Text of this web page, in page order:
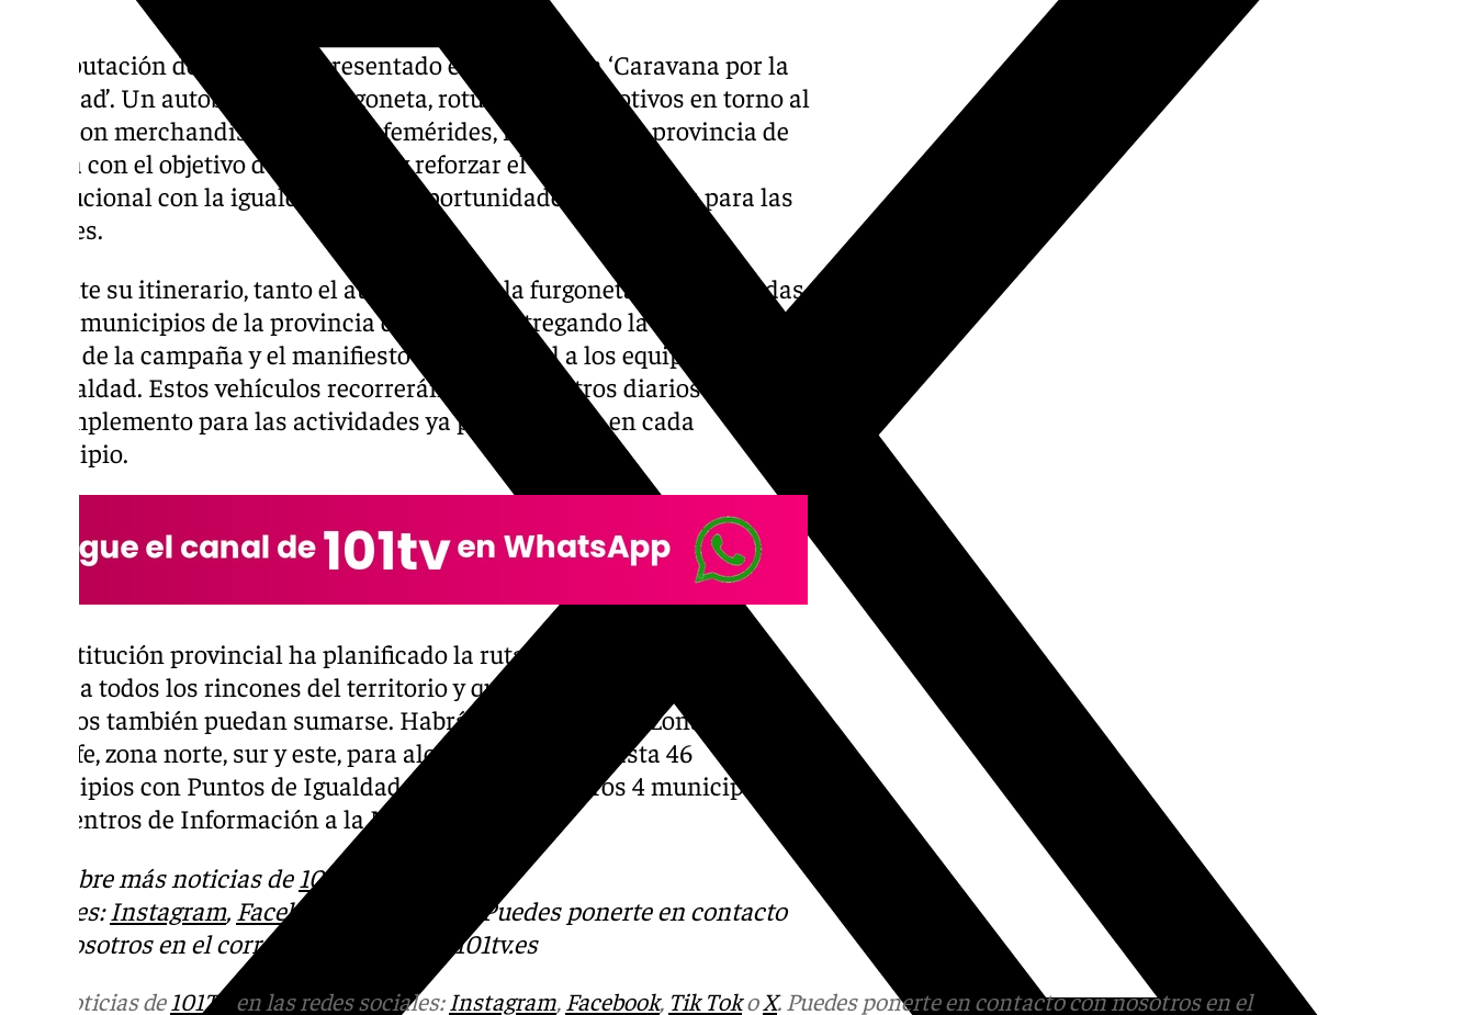
La Diputación de Sevilla ha presentado este martes la ‘Caravana por la
Igualdad’. Un autobús y una furgoneta, rotulados con motivos en torno al
8M y con merchandising de esta efemérides, recorrerán la provincia de
Sevilla con el objetivo de visibilizar y reforzar el compromiso
institucional con la igualdad real de oportunidades y derechos para las
mujeres.
Durante su itinerario, tanto el autobús como la furgoneta harán paradas
en los municipios de la provincia de Sevilla, entregando la cartelería
oficial de la campaña y el manifiesto institucional a los equipos técnicos
de igualdad. Estos vehículos recorrerán 300 kilómetros diarios y servirá
de complemento para las actividades ya programadas en cada
municipio.
La institución provincial ha planificado la ruta para que la campaña
llegue a todos los rincones del territorio y que los municipios más
alejados también puedan sumarse. Habrá trayectos por la zona del
Aljarafe, zona norte, sur y este, para alcanzar a visitar hasta 46
municipios con Puntos de Igualdad Municipales y otros 4 municipios
con Centros de Información a la Mujer.
Descubre más noticias de 101Tv
sociales: Instagram, Facebook
. Puedes ponerte en contacto
con nosotros en el correo
informativos@101tv.es
Más noticias de 101TV en las redes sociales: Instagram, Facebook, Tik TokoX. Puedes ponerte en contacto con nosotros en el